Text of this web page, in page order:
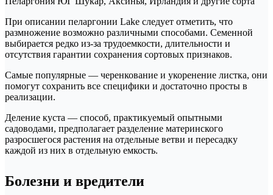
При описании пеларгонии Lake следует отметить, что
размножение возможно различными способами. Семенной
выбирается редко из-за трудоемкости, длительности и
отсутствия гарантии сохранения сортовых признаков.
Самые популярные — черенкование и укоренение листка, они
помогут сохранить все специфики и достаточно просты в
реализации.
Деление куста — способ, практикуемый опытными
садоводами, предполагает разделение материнского
разросшегося растения на отдельные ветви и пересадку
каждой из них в отдельную емкость.
Болезни и вредители